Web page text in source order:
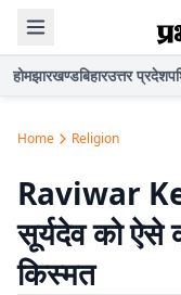
होमझारखण्डबिहारउत्तर प्रदेश
Home Religion
Raviwar
सूर्यदेव को ऐसे
किस्मत